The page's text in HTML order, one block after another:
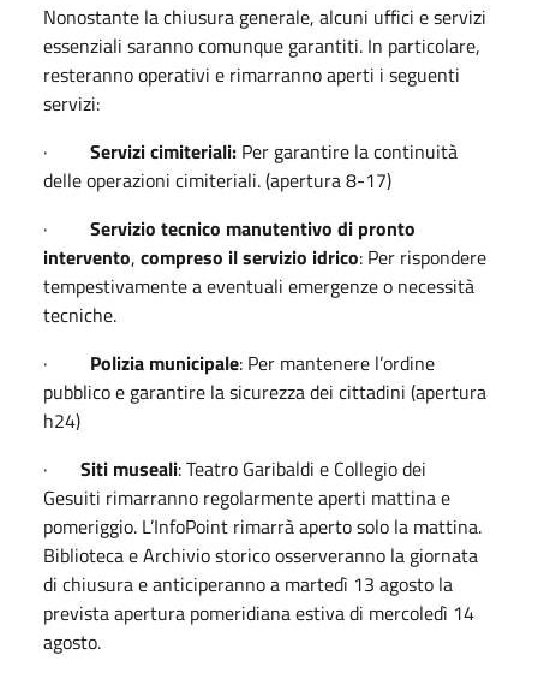
Nonostante la chiusura generale, alcuni uffici e servizi
essenziali saranno comunque garantiti. In particolare,
resteranno operativi e rimarranno aperti i seguenti
servizi:
· Servizi cimiteriali: Per garantire la continuità
delle operazioni cimiteriali. (apertura 8-17)
· Servizio tecnico manutentivo di pronto
intervento, compreso il servizio idrico: Per rispondere
tempestivamente a eventuali emergenze o necessità
tecniche.
· Polizia municipale: Per mantenere l’ordine
pubblico e garantire la sicurezza dei cittadini (apertura
h24)
· Siti museali: Teatro Garibaldi e Collegio dei
Gesuiti rimarranno regolarmente aperti mattina e
pomeriggio. L’InfoPoint rimarrà aperto solo la mattina.
Biblioteca e Archivio storico osserveranno la giornata
di chiusura e anticiperanno a martedì 13 agosto la
prevista apertura pomeridiana estiva di mercoledì 14
agosto.